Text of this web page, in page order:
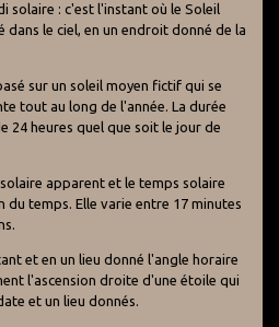
solaire : c'est l'instant où le Soleil
le ciel, en un endroit donné de la
sur un soleil moyen fictif qui se
tout au long de l'année. La durée
24 heures quel que soit le jour de
apparent et le temps solaire
temps. Elle varie entre 17 minutes
et en un lieu donné l'angle horaire
l'ascension droite d'une étoile qui
et un lieu donnés.